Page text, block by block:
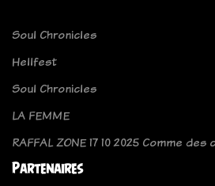
Soul Chronicles
Hellfest
Soul Chronicles
LA FEMME
RAFFAL ZONE 17 10 2025 Comme
Partenaires